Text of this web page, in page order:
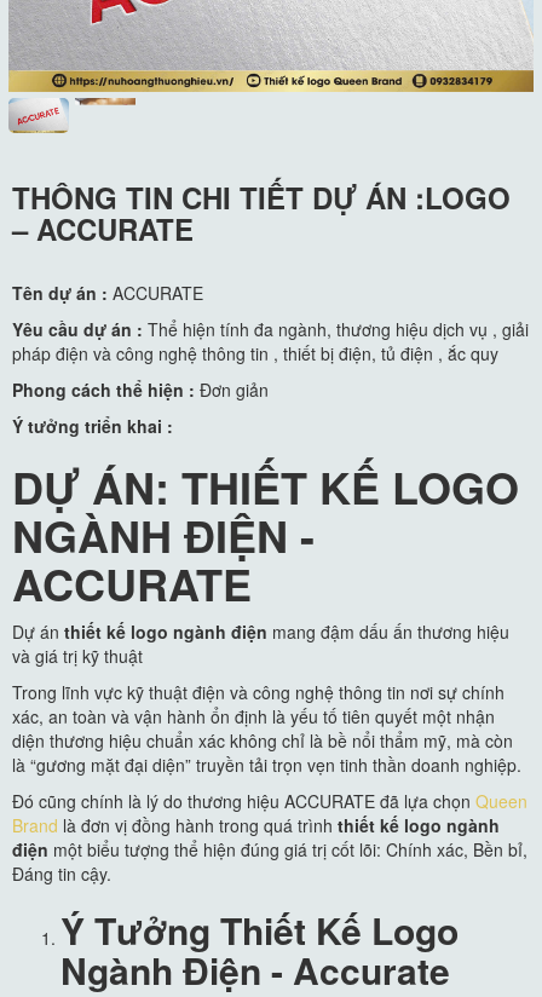
THÔNG TIN CHI TIẾT DỰ ÁN :LOGO
– ACCURATE
Tên dự án : ACCURATE
Yêu cầu dự án : Thể hiện tính đa ngành, thương hiệu dịch vụ , giải
pháp điện và công nghệ thông tin , thiết bị điện, tủ điện , ắc quy
Phong cách thể hiện : Đơn giản
Ý tưởng triển khai :
DỰ ÁN: THIẾT KẾ LOGO
NGÀNH ĐIỆN -
ACCURATE
Dự án thiết kế logo ngành điện mang đậm dấu ấn thương hiệu
và giá trị kỹ thuật
Trong lĩnh vực kỹ thuật điện và công nghệ thông tin nơi sự chính
xác, an toàn và vận hành ổn định là yếu tố tiên quyết một nhận
diện thương hiệu chuẩn xác không chỉ là bề nổi thẩm mỹ, mà còn
là “gương mặt đại diện” truyền tải trọn vẹn tinh thần doanh nghiệp.
Đó cũng chính là lý do thương hiệu ACCURATE đã lựa chọn Queen
Brand là đơn vị đồng hành trong quá trình thiết kế logo ngành
điện một biểu tượng thể hiện đúng giá trị cốt lõi: Chính xác, Bền bỉ,
Đáng tin cậy.
Ý Tưởng Thiết Kế Logo
Ngành Điện - Accurate